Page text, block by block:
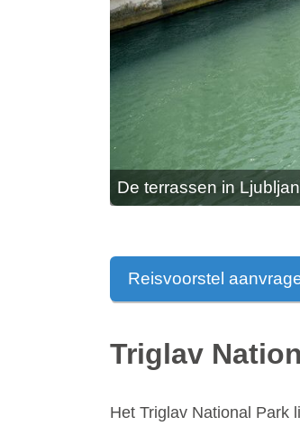
De terrassen in
Reisvoorstel
Triglav
Het Triglav National Park